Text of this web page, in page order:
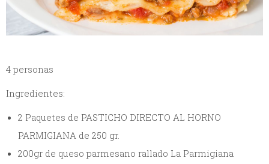
4 personas
Ingredientes:
2 Paquetes de PASTICHO DIRECTO AL HORNO
PARMIGIANA de 250 gr.
200gr de queso parmesano rallado La Parmigiana